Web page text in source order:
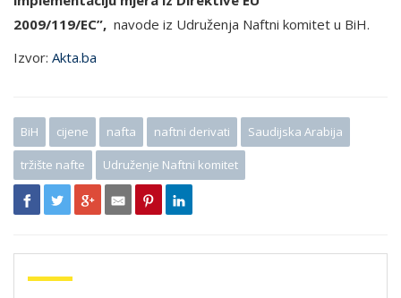
2009/119/EC”, navode iz Udruženja Naftni komitet u BiH.
Izvor: Akta.ba
BiH cijene nafta naftni derivati Saudijska Arabija
tržište nafte Udruženje Naftni komitet